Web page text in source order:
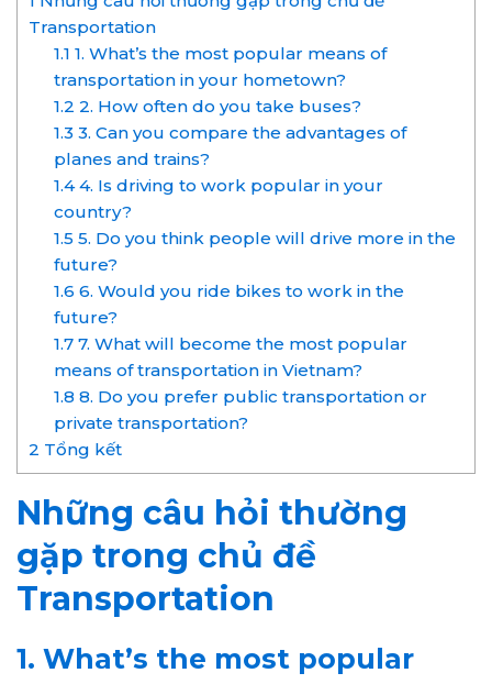
Transportation
1.1 1. What’s the most popular means of
transportation in your hometown?
1.2 2. How often do you take buses?
1.3 3. Can you compare the advantages of
planes and trains?
1.44. Is driving to work popular in your
country?
1.5 5. Do you think people will drive more in the
future?
1.6 6. Would you ride bikes to work in the
future?
1.77. What will become the most popular
means of transportation in Vietnam?
1.8 8. Do you prefer public transportation or
private transportation?
2 Tổng kết
Những câu hỏi thường
gặp trong chủ đề
Transportation
1. What’s the most popular